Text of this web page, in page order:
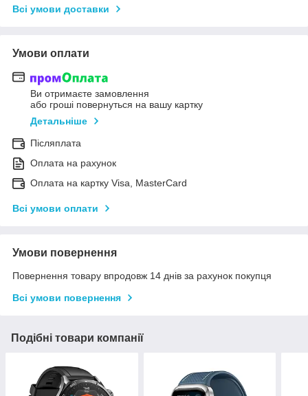
Всі умови доставки
Умови оплати
Ви отримаєте замовлення
або гроші повернуться на вашу картку
Детальніше
Післяплата
Оплата на рахунок
Оплата на картку Visa, MasterCard
Всі умови оплати
Умови повернення
Повернення товару впродовж 14 днів за рахунок покупця
Всі умови повернення
Подібні товари компанії